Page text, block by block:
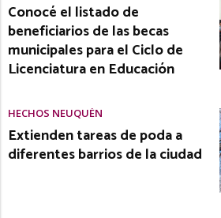
Conocé el listado de
beneficiarios de las becas
municipales para el Ciclo de
Licenciatura en Educación
HECHOS NEUQUÉN
Extienden tareas de poda a
diferentes barrios de la ciudad